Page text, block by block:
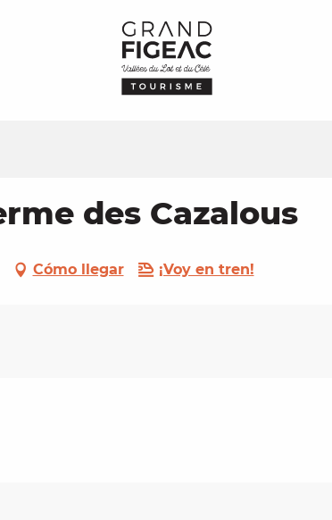
des Cazalous
Cómo llegar ¡Voy en tren!